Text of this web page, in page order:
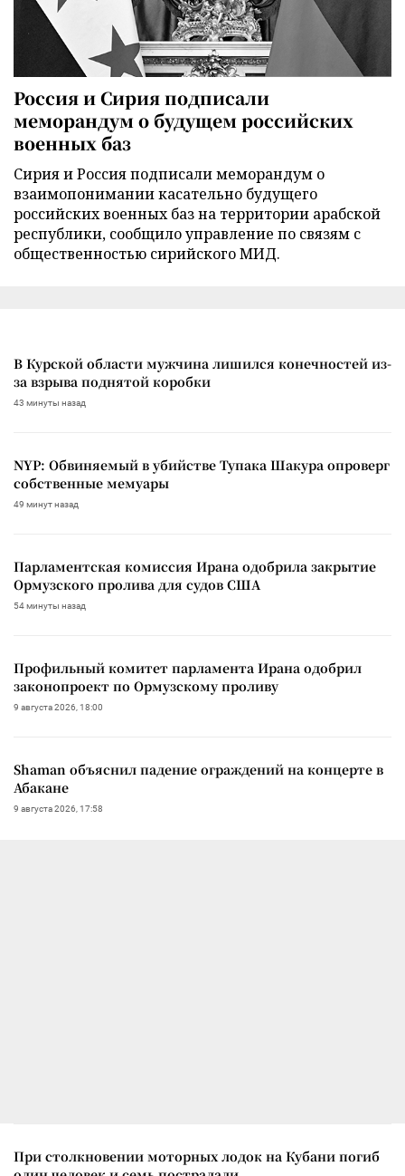
Россия и Сирия подписали
меморандум о будущем российских
военных баз
Сирия и Россия подписали меморандум о
взаимопонимании касательно будущего
российских военных баз на территории арабской
республики, сообщило управление по связям с
общественностью сирийского МИД.
В Курской области мужчина лишился конечностей из-
за взрыва поднятой коробки
43 минуты назад
NYP: Обвиняемый в убийстве Тупака Шакура опроверг
собственные мемуары
49 минут назад
Парламентская комиссия Ирана одобрила закрытие
Ормузского пролива для судов США
54 минуты назад
Профильный комитет парламента Ирана одобрил
законопроект по Ормузскому проливу
9 августа 2026, 18:00
Shaman объяснил падение ограждений на концерте в
Абакане
9 августа 2026, 17:58
При столкновении моторных лодок на Кубани погиб